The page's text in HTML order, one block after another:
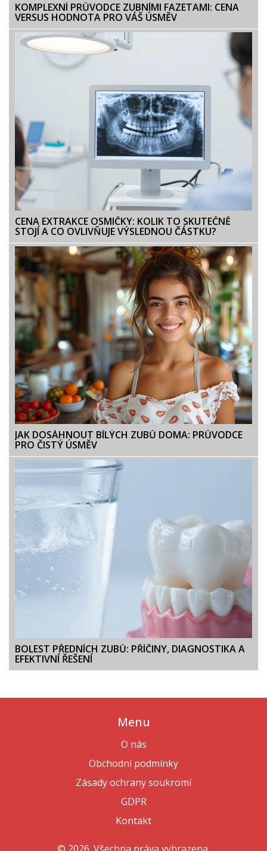
KOMPLEXNÍ PRŮVODCE ZUBNÍMI FAZETAMI: CENA
VERSUS HODNOTA PRO VÁŠ ÚSMĚV
CENA EXTRAKCE OSMIČKY: KOLIK TO SKUTEČNĚ
STOJÍ A CO OVLIVŇUJE VÝSLEDNOU ČÁSTKU?
JAK DOSÁHNOUT BÍLÝCH ZUBŮ DOMA: PRŮVODCE
PRO ČISTÝ ÚSMĚV
BOLEST PŘEDNÍCH ZUBŮ: PŘÍČINY, DIAGNOSTIKA A
EFEKTIVNÍ ŘEŠENÍ
Menu
O nás
Obchodní podmínky
Zásady ochrany soukromí
GDPR
Kontakt
© 2026. Všechna práva vyhrazena.